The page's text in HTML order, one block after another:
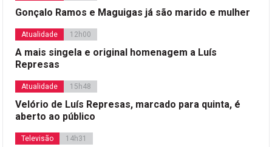
Gonçalo Ramos e Maguigas já são marido e mulher
Atualidade 12h00
A mais singela e original homenagem a Luís
Represas
Atualidade 15h48
Velório de Luís Represas, marcado para quinta, é
aberto ao público
Televisão 14h31